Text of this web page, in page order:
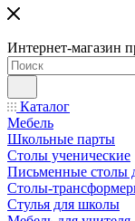
Интернет-магазин
Каталог
Мебель
Школьные парты
Столы ученические
Письменные столы
Столы-
Стулья для школы